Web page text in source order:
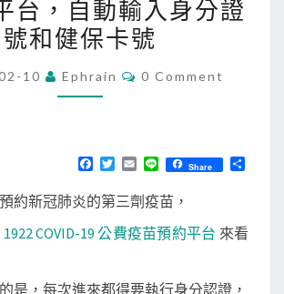
r
o
e
用
a
m
e
台，自動輸入身分證
號和健保卡號
10 Ephrain
C
T
S
0 Comment
c
e
o
T
i
t
t
e
E
a
i
n
e
Share
約新冠肺炎的第三劑疫苗，
1922 COVID-19 公費疫苗預約平台 來看
是，每次進來都得要執行身分認證，